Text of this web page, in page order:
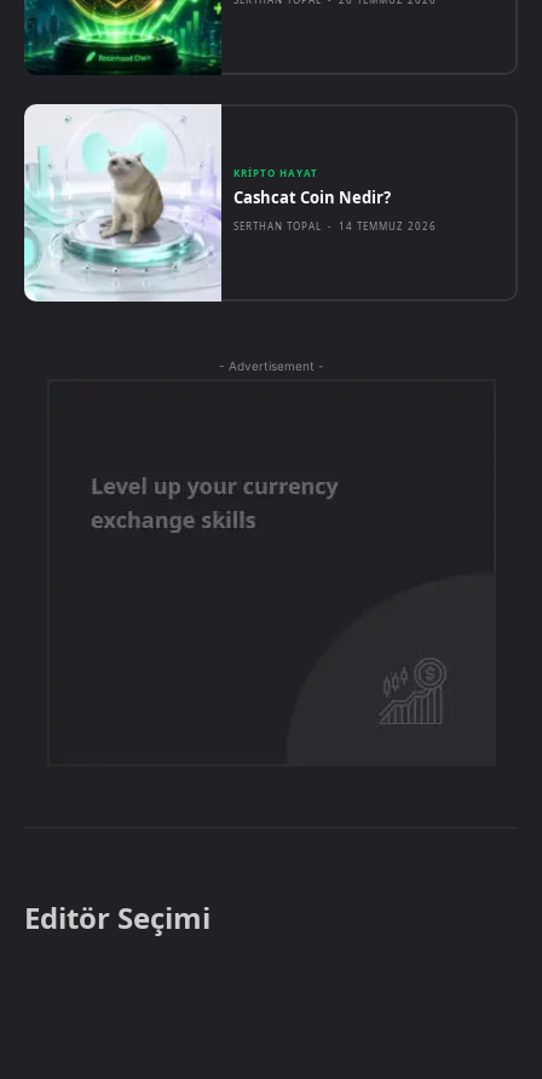
KRIPTO HAYAT
Cashcat Coin Nedir?
SERTHAN TOPAL - 14 TEMMUZ 2026
- Advertisement -
Editör Seçimi